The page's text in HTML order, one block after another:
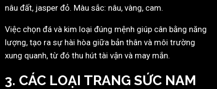
nâu đất, jasper đỏ. Màu sắc: nâu, vàng, cam.
Việc chọn đá và kim loại đúng mệnh giúp cân bằng năng
lượng, tạo ra sự hài hòa giữa bản thân và môi trường
xung quanh, từ đó thu hút tài vận và may mắn.
3. CÁC LOẠI TRANG SỨC NAM